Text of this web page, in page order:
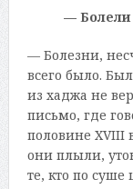
— Болели
— Болезни,
всего было.
из хаджа не
письмо, где
половине XVIII
они плыли,
те, кто по